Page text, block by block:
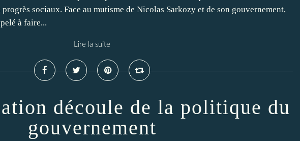
sociaux. Face au mutisme de Nicolas Sarkozy et de son gouvernement,
à faire...
Lire la suite
découle de la politique du
gouvernement